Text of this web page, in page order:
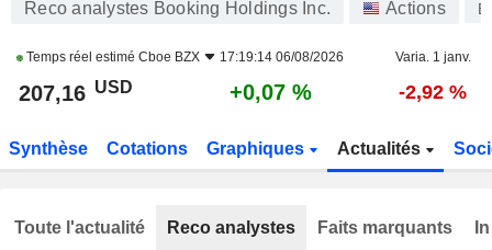
Reco analystes Booking Holdings Inc. Actions
Temps réel estimé Cboe BZX 17:19:14 06/08/2026 Varia. 1 janv.
207,16 USD +0,07 % -2,92 %
Synthèse Cotations Graphiques Actualités
Toute l'actualité Reco analystes Faits marquants